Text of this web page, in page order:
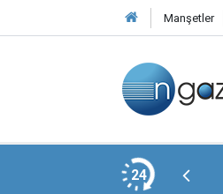
Manşetler
24
Dahil Tüm Tutukluların...